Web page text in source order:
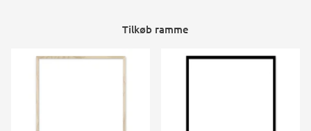
Tilkøb ramme